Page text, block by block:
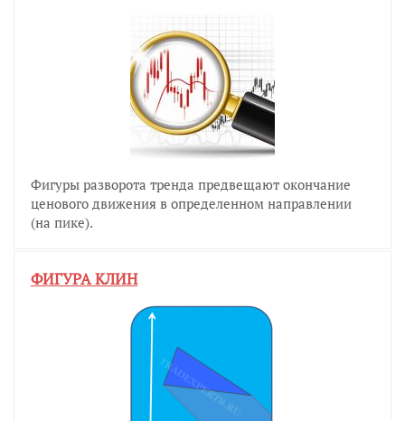
Фигуры разворота тренда предвещают окончание
ценового движения в определенном направлении
(на пике).
ФИГУРА КЛИН